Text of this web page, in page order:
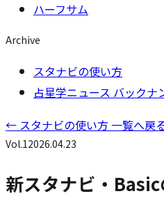
ハーフサム
Archive
スタナビの使い方
占星学ニュース バックナ
← スタナビの使い方 一覧へ戻
Vol.12026.04.23
新スタナビ・